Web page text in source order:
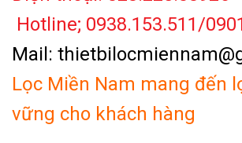
Hotline; 0938.153.511/
Mail:
Lọc Miền Nam mang đến
vững cho khách hàng